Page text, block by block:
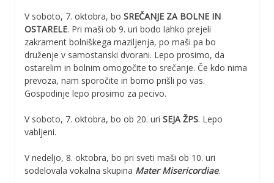
V soboto, 7. oktobra, bo SREČANJE ZA BOLNE IN
OSTARELE. Pri maši ob 9. uri bodo lahko prejeli
zakrament bolniškega maziljenja, po maši pa bo
druženje v samostanski dvorani. Lepo prosimo, da
ostarelim in bolnim omogočite to srečanje. Če kdo nima
prevoza, nam sporočite in bomo prišli po vas.
Gospodinje lepo prosimo za pecivo.
V soboto, 7. oktobra, bo ob 20. uri SEJA ŽPS. Lepo
vabljeni.
V nedeljo, 8. oktobra, bo pri sveti maši ob 10. uri
sodelovala vokalna skupina Mater Misericordiae.